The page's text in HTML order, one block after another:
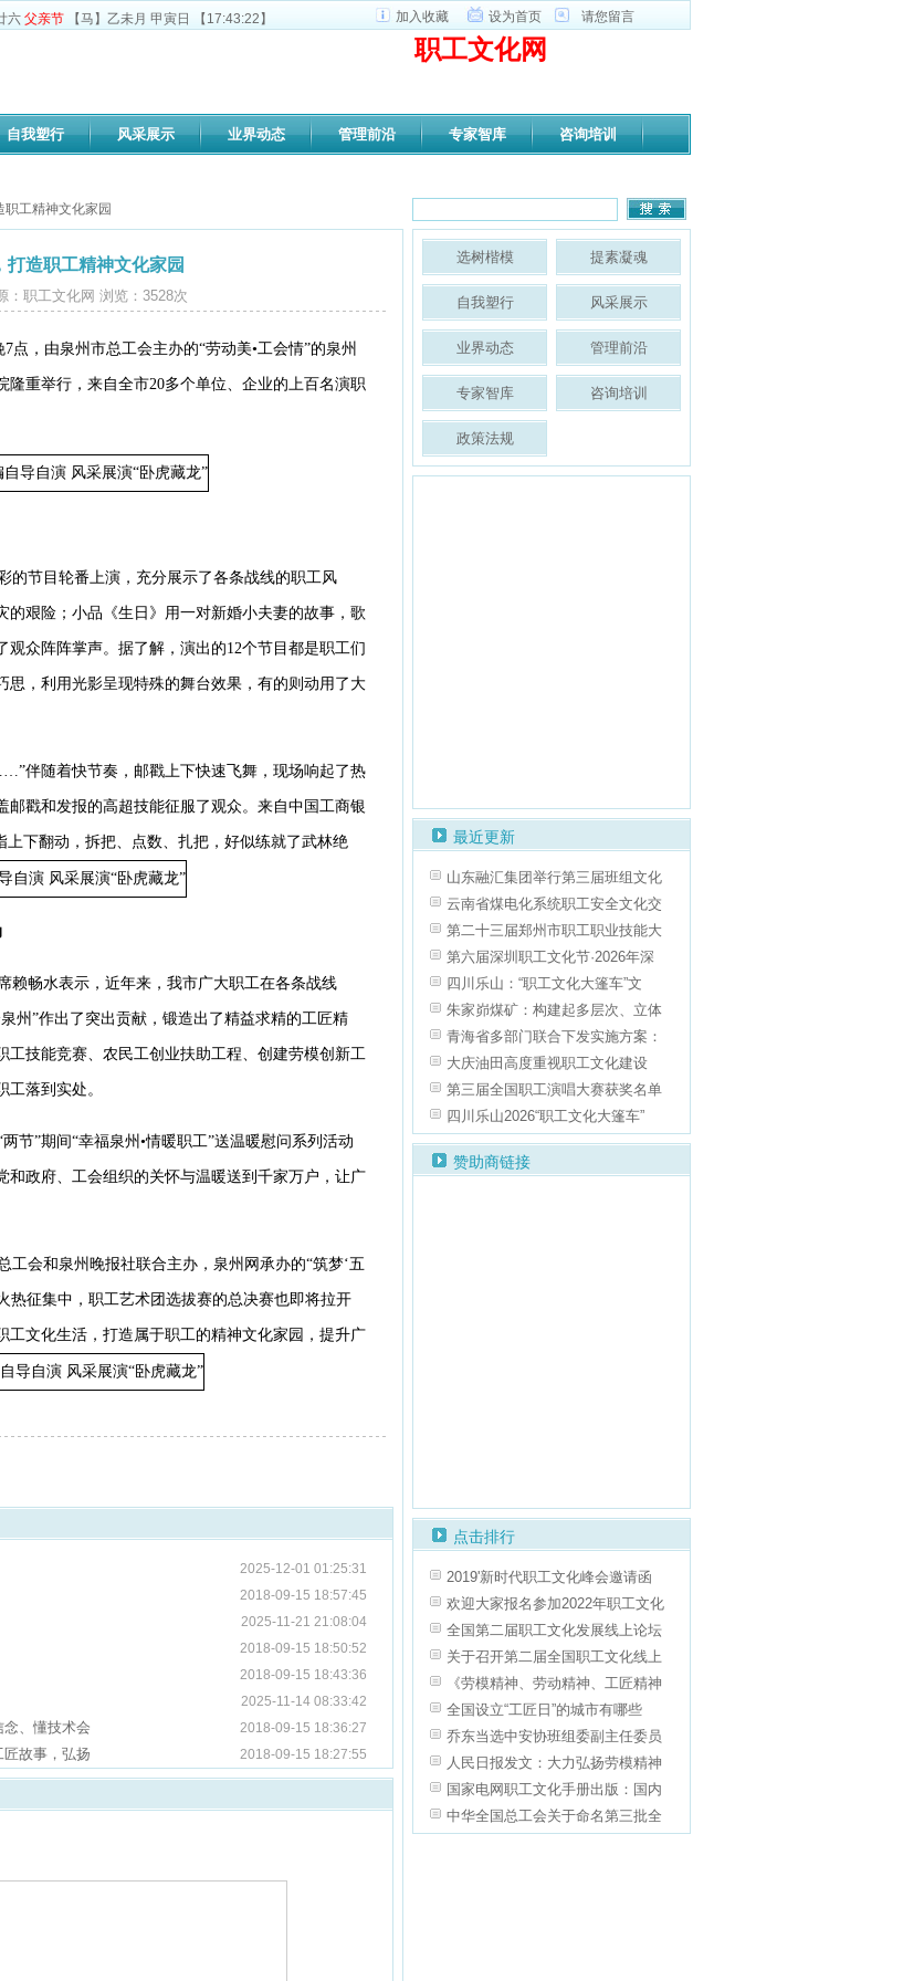
六 父亲节 【马】乙未月 甲寅日 【17:43:23】 加入收藏 设为首页 请您留言
职工文化网
自我塑行 风采展示 业界动态 管理前沿 专家智库 咨询培训
工精神文化家园
造职工精神文化家园
：职工文化网 浏览： 3528次
点，由泉州市总工会主办的“劳动美•工会情”的泉州
重举行，来自全市20多个单位、企业的上百名演职
节目轮番上演，充分展示了各条战线的职工风
艰险；小品《生日》用一对新婚小夫妻的故事，歌
众阵阵掌声。据了解，演出的12个节目都是职工们
，利用光影呈现特殊的舞台效果，有的则动用了大
伴随着快节奏，邮戳上下快速飞舞，现场响起了热
戳和发报的高超技能征服了观众。来自中国工商银
下翻动，拆把、点数、扎把，好似练就了武林绝
赖畅水表示，近年来，我市广大职工在各条战线
州”作出了突出贡献，锻造出了精益求精的工匠精
技能竞赛、农民工创业扶助工程、创建劳模创新工
落到实处。
节”期间“幸福泉州•情暖职工”送温暖慰问系列活动
政府、工会组织的关怀与温暖送到千家万户，让广
会和泉州晚报社联合主办，泉州网承办的“筑梦‘五
热征集中，职工艺术团选拔赛的总决赛也即将拉开
文化生活，打造属于职工的精神文化家园，提升广
2025-12-01 01:25:31
2018-09-15 18:57:45
2025-11-21 21:08:04
2018-09-15 18:50:52
2018-09-15 18:43:36
2025-11-14 08:33:42
念、懂技术会 2018-09-15 18:36:27
匠故事，弘扬 2018-09-15 18:27:55
选树楷模 提素凝魂
自我塑行 风采展示
业界动态 管理前沿
专家智库 咨询培训
政策法规
最近更新
山东融汇集团举行第三届班组文化
云南省煤电化系统职工安全文化交
第二十三届郑州市职工职业技能大
第六届深圳职工文化节·2026年深
四川乐山：“职工文化大篷车”文
朱家峁煤矿：构建起多层次、立体
青海省多部门联合下发实施方案：
大庆油田高度重视职工文化建设
第三届全国职工演唱大赛获奖名单
四川乐山2026“职工文化大篷车”
赞助商链接
点击排行
2019'新时代职工文化峰会邀请函
欢迎大家报名参加2022年职工文化
全国第二届职工文化发展线上论坛
关于召开第二届全国职工文化线上
《劳模精神、劳动精神、工匠精神
全国设立“工匠日”的城市有哪些
乔东当选中安协班组委副主任委员
人民日报发文：大力弘扬劳模精神
国家电网职工文化手册出版：国内
中华全国总工会关于命名第三批全